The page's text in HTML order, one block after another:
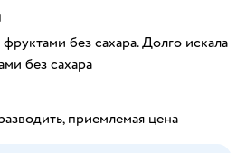
без сахара. Долго искала
без сахара
приемлемая цена